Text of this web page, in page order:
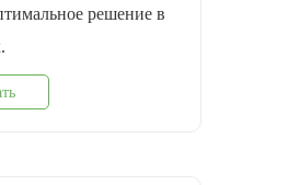
решение в